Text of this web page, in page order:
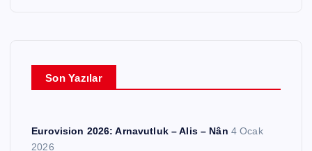
Son Yazılar
Eurovision 2026: Arnavutluk – Alis – Nân 4 Ocak
2026